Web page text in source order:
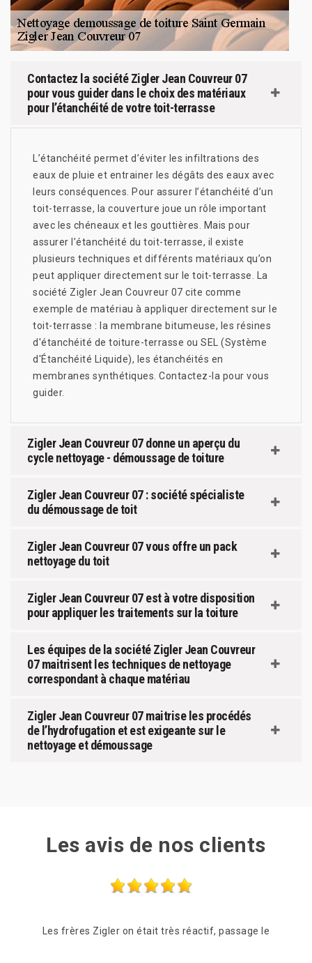
Contactez la société Zigler Jean Couvreur 07
pour vous guider dans le choix des matériaux
pour l’étanchéité de votre toit-terrasse
L’étanchéité permet d’éviter les infiltrations des
eaux de pluie et entrainer les dégâts des eaux avec
leurs conséquences. Pour assurer l’étanchéité d’un
toit-terrasse, la couverture joue un rôle important
avec les chéneaux et les gouttières. Mais pour
assurer l’étanchéité du toit-terrasse, il existe
plusieurs techniques et différents matériaux qu’on
peut appliquer directement sur le toit-terrasse. La
société Zigler Jean Couvreur 07 cite comme
exemple de matériau à appliquer directement sur le
toit-terrasse : la membrane bitumeuse, les résines
d'étanchéité de toiture-terrasse ou SEL (Système
d'Étanchéité Liquide), les étanchéités en
membranes synthétiques. Contactez-la pour vous
guider.
Zigler Jean Couvreur 07 donne un aperçu du
cycle nettoyage - démoussage de toiture
Zigler Jean Couvreur 07 : société spécialiste
du démoussage de toit
Zigler Jean Couvreur 07 vous offre un pack
nettoyage du toit
Zigler Jean Couvreur 07 est à votre disposition
pour appliquer les traitements sur la toiture
Les équipes de la société Zigler Jean Couvreur
07 maitrisent les techniques de nettoyage
correspondant à chaque matériau
Zigler Jean Couvreur 07 maitrise les procédés
de l’hydrofugation et est exigeante sur le
nettoyage et démoussage
Les avis de nos clients
Suite à mon appel l’entreprise a intervenue dans les